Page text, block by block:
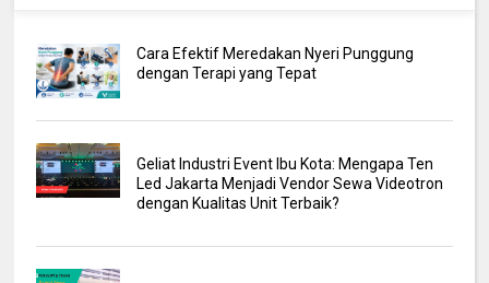
Cara Efektif Meredakan Nyeri Punggung
dengan Terapi yang Tepat
Geliat Industri Event Ibu Kota: Mengapa Ten
Led Jakarta Menjadi Vendor Sewa Videotron
dengan Kualitas Unit Terbaik?